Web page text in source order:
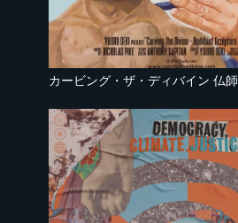
カービング・ザ・ディバイン 仏師